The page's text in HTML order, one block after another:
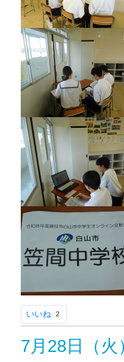
いいね 2
7月28日（火